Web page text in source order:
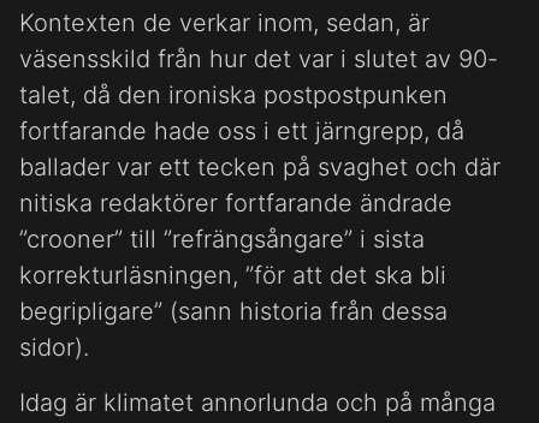
Kontexten de verkar inom, sedan, är
väsensskild från hur det var i slutet av 90-
talet, då den ironiska postpostpunken
fortfarande hade oss i ett järngrepp, då
ballader var ett tecken på svaghet och där
nitiska redaktörer fortfarande ändrade
”crooner” till ”refrängsångare” i sista
korrekturläsningen, ”för att det ska bli
begripligare” (sann historia från dessa
sidor).
Idag är klimatet annorlunda och på många